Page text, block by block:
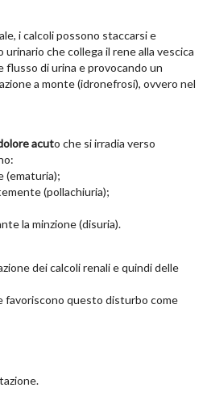
i calcoli possono staccarsi e
che collega il rene alla vescica
flusso di urina e provocando un
a monte (idronefrosi), ovvero nel
acuto che si irradia verso
(ematuria);
(pollachiuria);
la minzione (disuria).
dei calcoli renali e quindi delle
favoriscono questo disturbo come